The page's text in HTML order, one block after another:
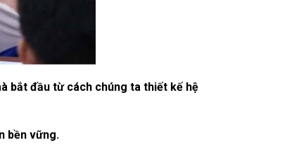
bắt đầu từ cách chúng ta thiết kế hệ
bền vững.